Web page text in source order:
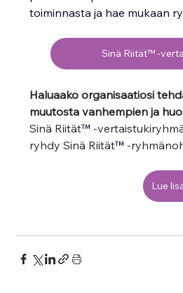
toiminnasta ja hae mukaan
Sinä Riität™ -
Haluaako organisaatiosi
muutosta vanhempien ja
Sinä Riität™ -
ryhdy Sinä Riität™ -
Lue